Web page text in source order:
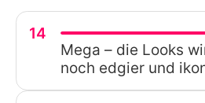
14
Mega – die Looks
noch edgier und